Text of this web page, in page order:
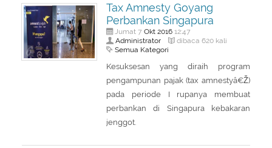
Tax Amnesty Goyang
Perbankan Singapura
Jumat 7 Okt 201612:47
Administrator dibaca 620 kali
Semua Kategori
Kesuksesan yang diraih program
pengampunan pajak (tax amnestyâ€Ž)
pada periode I rupanya membuat
perbankan di Singapura kebakaran
jenggot.